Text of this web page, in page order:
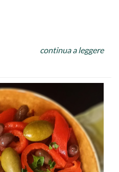
sale e succo di limone.
servire!
continua a leggere